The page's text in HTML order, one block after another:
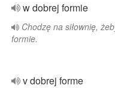
w dobrej formie
Chodzę na siłownię,
formie.
v dobrej forme